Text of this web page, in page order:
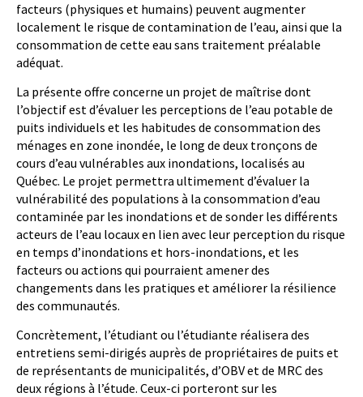
facteurs (physiques et humains) peuvent augmenter
localement le risque de contamination de l’eau, ainsi que la
consommation de cette eau sans traitement préalable
adéquat.
La présente offre concerne un projet de maîtrise dont
l’objectif est d’évaluer les perceptions de l’eau potable de
puits individuels et les habitudes de consommation des
ménages en zone inondée, le long de deux tronçons de
cours d’eau vulnérables aux inondations, localisés au
Québec. Le projet permettra ultimement d’évaluer la
vulnérabilité des populations à la consommation d’eau
contaminée par les inondations et de sonder les différents
acteurs de l’eau locaux en lien avec leur perception du risque
en temps d’inondations et hors-inondations, et les
facteurs ou actions qui pourraient amener des
changements dans les pratiques et améliorer la résilience
des communautés.
Concrètement, l’étudiant ou l’étudiante réalisera des
entretiens semi-dirigés auprès de propriétaires de puits et
de représentants de municipalités, d’OBV et de MRC des
deux régions à l’étude. Ceux-ci porteront sur les